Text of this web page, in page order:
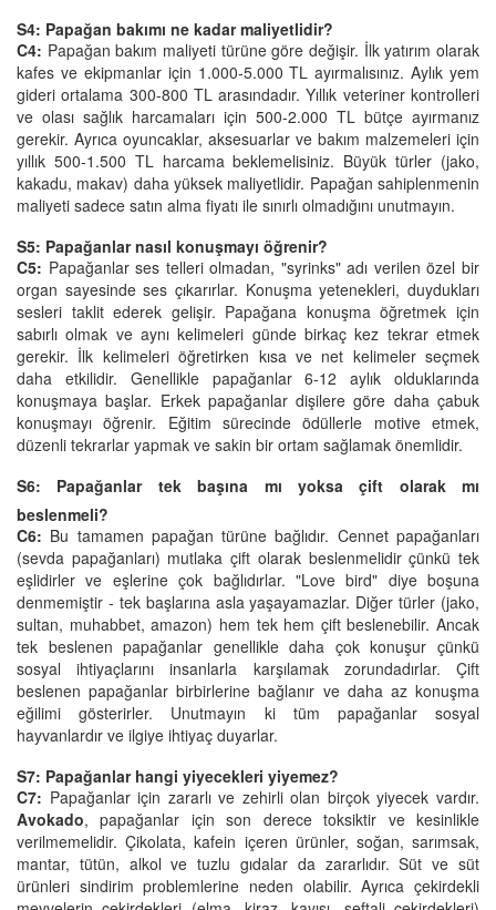
S4: Papağan bakımı ne kadar maliyetlidir?
C4: Papağan bakım maliyeti türüne göre değişir. İlk yatırım olarak
kafes ve ekipmanlar için 1.000-5.000 TL ayırmalısınız. Aylık yem
gideri ortalama 300-800 TL arasındadır. Yıllık veteriner kontrolleri
ve olası sağlık harcamaları için 500-2.000 TL bütçe ayırmanız
gerekir. Ayrıca oyuncaklar, aksesuarlar ve bakım malzemeleri için
yıllık 500-1.500 TL harcama beklemelisiniz. Büyük türler (jako,
kakadu, makav) daha yüksek maliyetlidir. Papağan sahiplenmenin
maliyeti sadece satın alma fiyatı ile sınırlı olmadığını unutmayın.
S5: Papağanlar nasıl konuşmayı öğrenir?
C5: Papağanlar ses telleri olmadan, "syrinks" adı verilen özel bir
organ sayesinde ses çıkarırlar. Konuşma yetenekleri, duydukları
sesleri taklit ederek gelişir. Papağana konuşma öğretmek için
sabırlı olmak ve aynı kelimeleri günde birkaç kez tekrar etmek
gerekir. İlk kelimeleri öğretirken kısa ve net kelimeler seçmek
daha etkilidir. Genellikle papağanlar 6-12 aylık olduklarında
konuşmaya başlar. Erkek papağanlar dişilere göre daha çabuk
konuşmayı öğrenir. Eğitim sürecinde ödüllerle motive etmek,
düzenli tekrarlar yapmak ve sakin bir ortam sağlamak önemlidir.
S6: Papağanlar tek başına mı yoksa çift olarak mı
beslenmeli?
C6: Bu tamamen papağan türüne bağlıdır. Cennet papağanları
(sevda papağanları) mutlaka çift olarak beslenmelidir çünkü tek
eşlidirler ve eşlerine çok bağlıdırlar. "Love bird" diye boşuna
denmemiştir - tek başlarına asla yaşayamazlar. Diğer türler (jako,
sultan, muhabbet, amazon) hem tek hem çift beslenebilir. Ancak
tek beslenen papağanlar genellikle daha çok konuşur çünkü
sosyal ihtiyaçlarını insanlarla karşılamak zorundadırlar. Çift
beslenen papağanlar birbirlerine bağlanır ve daha az konuşma
eğilimi gösterirler. Unutmayın ki tüm papağanlar sosyal
hayvanlardır ve ilgiye ihtiyaç duyarlar.
S7: Papağanlar hangi yiyecekleri yiyemez?
C7: Papağanlar için zararlı ve zehirli olan birçok yiyecek vardır.
Avokado, papağanlar için son derece toksiktir ve kesinlikle
verilmemelidir. Çikolata, kafein içeren ürünler, soğan, sarımsak,
mantar, tütün, alkol ve tuzlu gıdalar da zararlıdır. Süt ve süt
ürünleri sindirim problemlerine neden olabilir. Ayrıca çekirdekli